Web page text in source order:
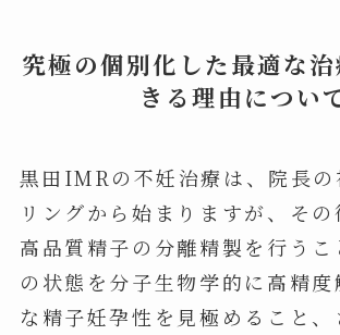
究極の個別化した最適な
きる理由につい
黒田IMRの不妊治療は、院長の
リングから始まりますが、そ
高品質精子の分離精製を行う
の状態を分子生物学的に高精
な精子妊孕性を見極めること